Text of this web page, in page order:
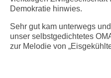
Demokratie hinwies.
Sehr gut kam unterwegs
unser selbstgedichtetes
zur Melodie von